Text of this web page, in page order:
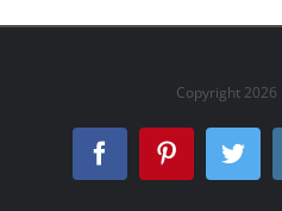
Copyright 2026
FacebookPinterest